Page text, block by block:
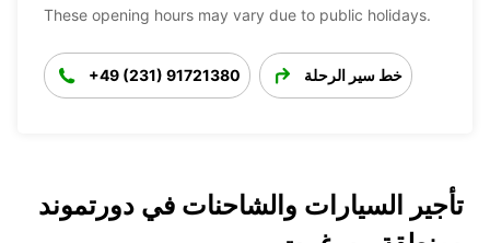
These opening hours may vary due to public holidays.
+49 (231) 91721380 خط سير الرحلة
تأجير السيارات والشاحنات في دورتموند